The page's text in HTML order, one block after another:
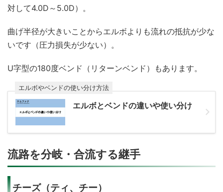
対して4.0D～5.0D）。
曲げ半径が大きいことからエルボよりも流れの抵抗が少な
いです（圧力損失が少ない）。
U字型の180度ベンド（リターンベンド）もあります。
エルボとベンドの違いや使い分け
エルボやベンドの使い分け方法
流路を分岐・合流する継手
チーズ（ティ、チー）